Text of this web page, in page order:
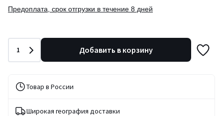
Предоплата, срок отгрузки в течение 8 дней
Количество
1 Добавить в корзину
Товар в России
Широкая география доставки